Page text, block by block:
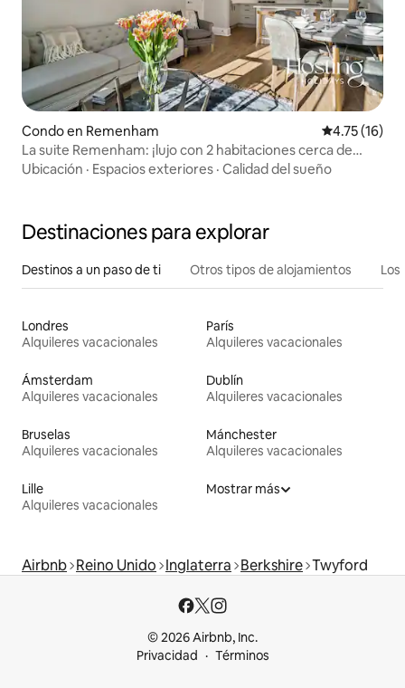
Condo en Remenham Calificación
4.75 (16)
La suite Remenham: ¡lujo con 2 habitaciones cerca de
Henley!
Ubicación · Espacios exteriores · Calidad del sueño
Destinaciones para explorar
Destinos a un paso de ti Otros tipos de alojamientos
Londres
Alquileres vacacionales
París
Alquileres vacacionales
Ámsterdam
Alquileres vacacionales
Dublín
Alquileres vacacionales
Bruselas
Alquileres vacacionales
Mánchester
Alquileres vacacionales
Lille
Alquileres vacacionales
Mostrar más
Airbnb Reino Unido Inglaterra Berkshire Twyford
© 2026 Airbnb, Inc.
Privacidad
Términos